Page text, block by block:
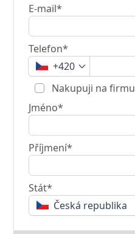
E-mail*
Telefon*
+420
Nakupuji na firmu
Jméno*
Příjmení*
Stát*
Česká republika